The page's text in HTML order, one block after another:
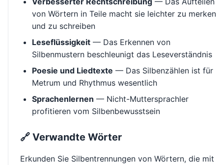
von Wörtern in Teile macht sie leichter zu merken
und zu schreiben
Leseflüssigkeit — Das Erkennen von
Silbenmustern beschleunigt das Leseverständnis
Poesie und Liedtexte — Das Silbenzählen ist für
Metrum und Rhythmus wesentlich
Sprachenlernen — Nicht-Muttersprachler
profitieren vom Silbenbewusstsein
🔗 Verwandte Wörter
Erkunden Sie Silbentrennungen von Wörtern, die mit